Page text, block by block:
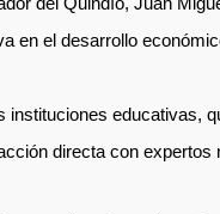
en el desarrollo
educativas,
directa con expertos